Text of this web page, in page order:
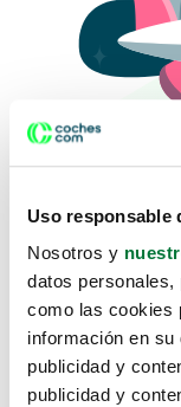
Uso responsable
Nosotros y
datos personales,
como las cookies
información en
publicidad y
publicidad y
Lo
te hemos